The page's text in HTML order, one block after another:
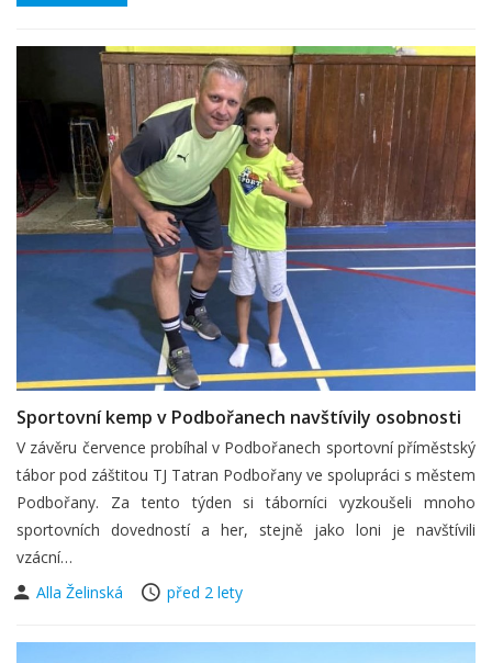
Sportovní kemp v Podbořanech navštívily osobnosti
V závěru července probíhal v Podbořanech sportovní příměstský
tábor pod záštitou TJ Tatran Podbořany ve spolupráci s městem
Podbořany. Za tento týden si táborníci vyzkoušeli mnoho
sportovních dovedností a her, stejně jako loni je navštívili
vzácní…
Alla Želinská
před 2 lety